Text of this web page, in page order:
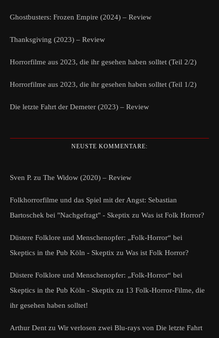
Ghostbusters: Frozen Empire (2024) – Review
Thanksgiving (2023) – Review
Horrorfilme aus 2023, die ihr gesehen haben solltet (Teil 2/2)
Horrorfilme aus 2023, die ihr gesehen haben solltet (Teil 1/2)
Die letzte Fahrt der Demeter (2023) – Review
NEUSTE KOMMENTARE:
Sven P. zu The Widow (2020) – Review
Folkhorrorfilme und das Spiel mit der Angst: Sebastian
Bartoschek bei "Nachgefragt" - Skeptix zu Was ist Folk Horror?
Düstere Folklore und Menschenopfer: „Folk-Horror“ bei
Skeptics in the Pub Köln - Skeptix zu Was ist Folk Horror?
Düstere Folklore und Menschenopfer: „Folk-Horror“ bei
Skeptics in the Pub Köln - Skeptix zu 13 Folk-Horror-Filme, die
ihr gesehen haben solltet!
Arthur Dent zu Wir verlosen zwei Blu-rays von Die letzte Fahrt